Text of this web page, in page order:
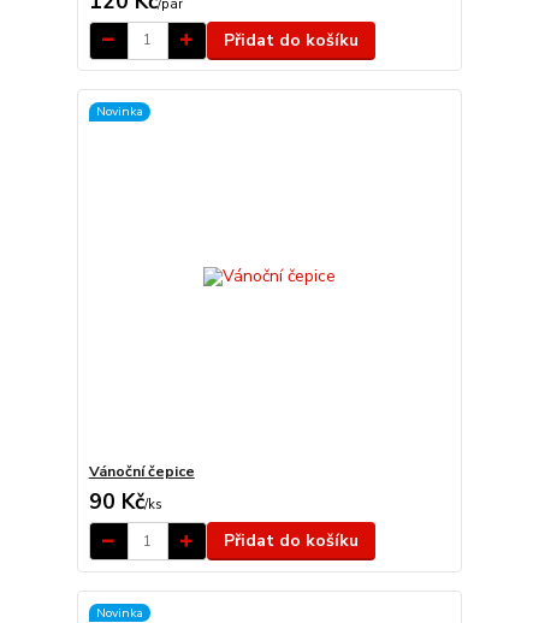
/pár
Přidat do košíku
Novinka
Vánoční čepice
90 Kč/ks
Přidat do košíku
Novinka